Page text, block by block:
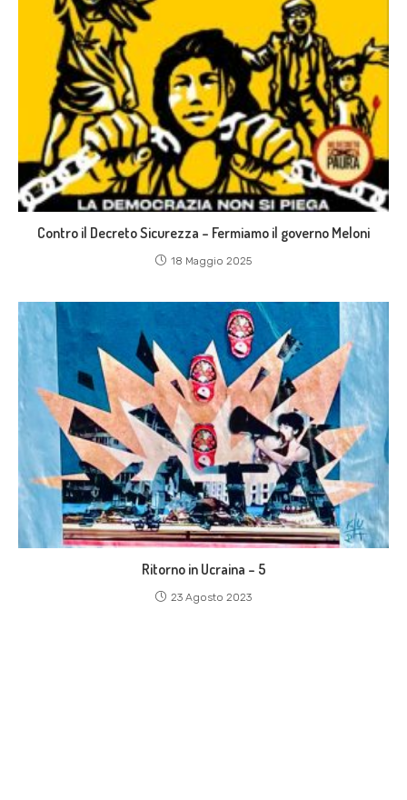
Contro il Decreto Sicurezza – Fermiamo il governo Meloni
18 Maggio 2025
Ritorno in Ucraina – 5
23 Agosto 2023